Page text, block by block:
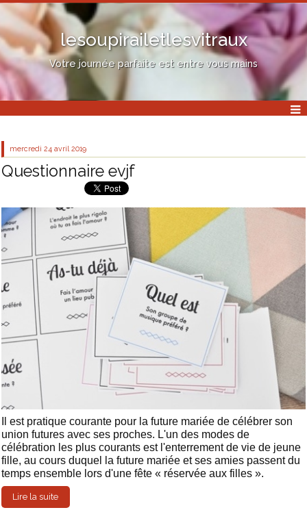
lesoupirailetlesvitraux
Votre journée parfaite est entre vous mains
mercredi 24 avril 2019
Questionnaire evjf
Il est pratique courante pour la future mariée de célébrer son
union futures avec ses proches. L'un des modes de
célébration les plus courants est l'enterrement de vie de jeune
fille, au cours duquel la future mariée et ses amies passent du
temps ensemble lors d'une fête « réservée aux filles ».
Lire la suite